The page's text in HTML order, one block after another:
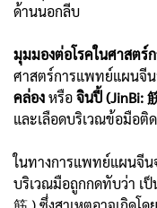
ด้านนอกลีบ
มุมมองต่อโรคในศาสต
ศาสตร์การแพทย์แผนจีน
คล่องหรือจินปี้ (JinBi:
และเลือดบริเวณข้อมือติ
ในทางการแพทย์แผนจีน
บริเวณมือถูกกดทับว่า เป็